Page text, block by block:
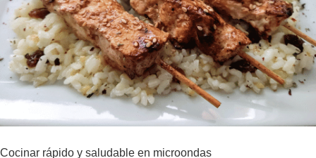
Cocinar rápido y saludable en microondas